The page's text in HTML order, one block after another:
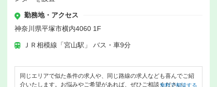
勤務地・アクセス
神奈川県平塚市横内4060 1F
ＪＲ相模線「宮山駅」 バス・車9分
同じエリアで似た条件の求人や、同じ路線の求人なども喜んでご紹
介いたします。お悩みやご希望があれば、ぜひご相談ください。
無料で相談する